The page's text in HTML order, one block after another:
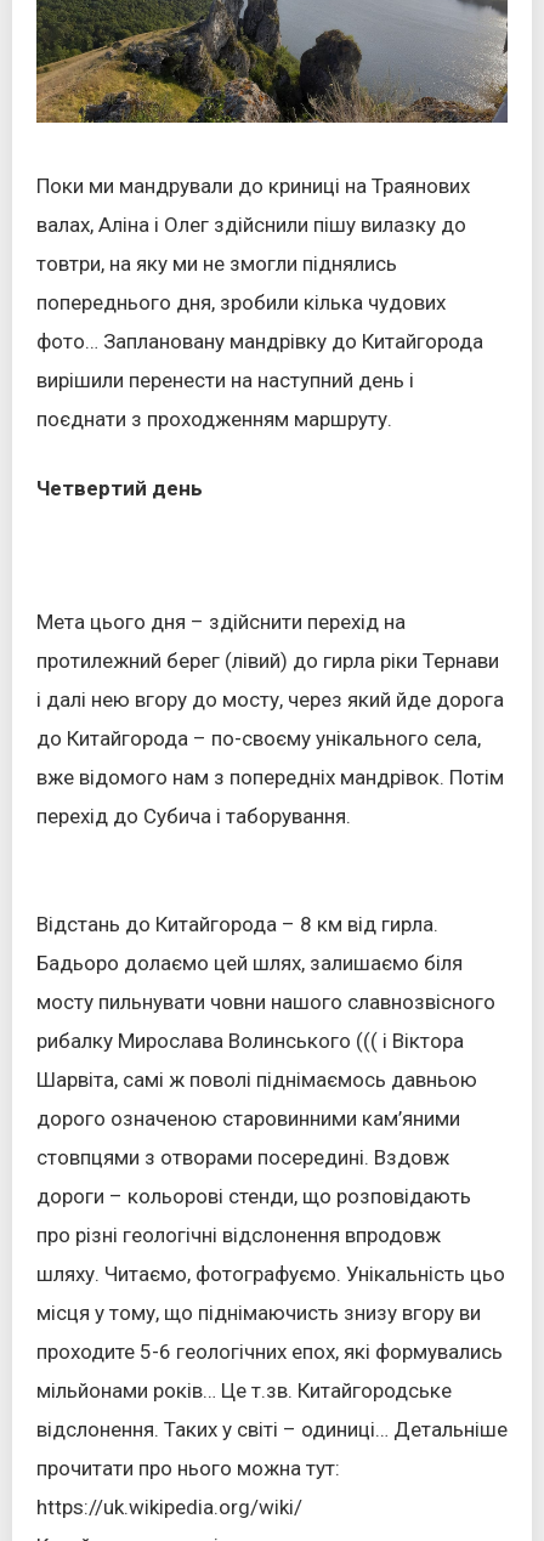
Поки ми мандрували до криниці на Траянових
валах, Аліна і Олег здійснили пішу вилазку до
товтри, на яку ми не змогли піднялись
попереднього дня, зробили кілька чудових
фото… Заплановану мандрівку до Китайгорода
вирішили перенести на наступний день і
поєднати з проходженням маршруту.
Четвертий день
Мета цього дня – здійснити перехід на
протилежний берег (лівий) до гирла ріки Тернави
і далі нею вгору до мосту, через який йде дорога
до Китайгорода – по-своєму унікального села,
вже відомого нам з попередніх мандрівок. Потім
перехід до Субича і таборування.
Відстань до Китайгорода – 8 км від гирла.
Бадьоро долаємо цей шлях, залишаємо біля
мосту пильнувати човни нашого славнозвісного
рибалку Мирослава Волинського ((( і Віктора
Шарвіта, самі ж поволі піднімаємось давньою
дорого означеною старовинними кам’яними
стовпцями з отворами посередині. Вздовж
дороги – кольорові стенди, що розповідають
про різні геологічні відслонення впродовж
шляху. Читаємо, фотографуємо. Унікальність цьо
місця у тому, що піднімаючисть знизу вгору ви
проходите 5-6 геологічних епох, які формувались
мільйонами років… Це т.зв. Китайгородське
відслонення. Таких у світі – одиниці… Детальніше
прочитати про нього можна тут:
https://uk.wikipedia.org/wiki/